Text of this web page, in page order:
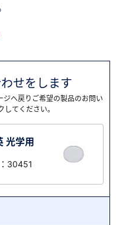
せをします
へ戻りご希望の製品のお問い
てください。
光学用
30451